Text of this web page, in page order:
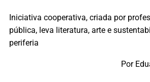
Iniciativa cooperativa, criada por
pública, leva literatura, arte e
periferia
Por